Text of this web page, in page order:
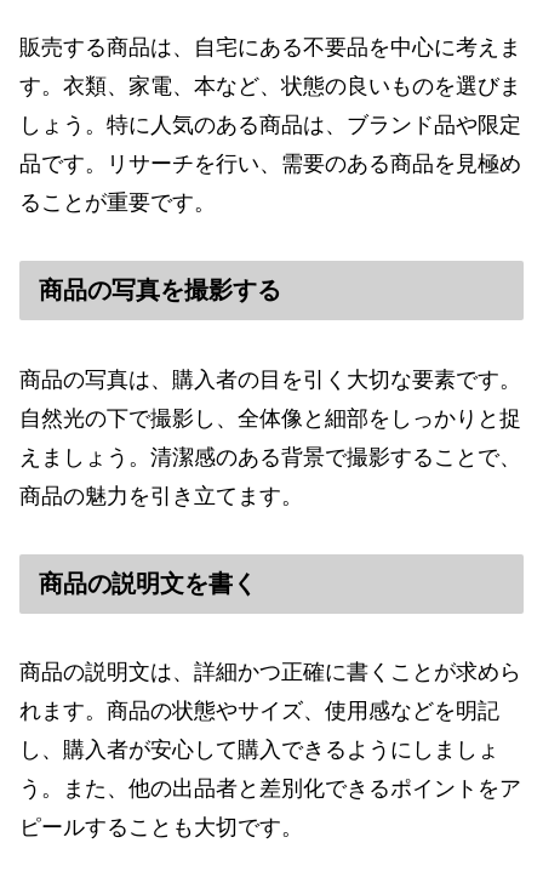
販売する商品は、自宅にある不要品を中心に考えま
す。衣類、家電、本など、状態の良いものを選びま
しょう。特に人気のある商品は、ブランド品や限定
品です。リサーチを行い、需要のある商品を見極め
ることが重要です。
商品の写真を撮影する
商品の写真は、購入者の目を引く大切な要素です。
自然光の下で撮影し、全体像と細部をしっかりと捉
えましょう。清潔感のある背景で撮影することで、
商品の魅力を引き立てます。
商品の説明文を書く
商品の説明文は、詳細かつ正確に書くことが求めら
れます。商品の状態やサイズ、使用感などを明記
し、購入者が安心して購入できるようにしましょ
う。また、他の出品者と差別化できるポイントをア
ピールすることも大切です。